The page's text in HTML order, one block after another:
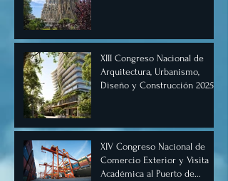
XIII Congreso Nacional de
Arquitectura, Urbanismo,
Diseño y Construcción 2025,
XIV Congreso Nacional de
Comercio Exterior y Visita
Académica al Puerto de